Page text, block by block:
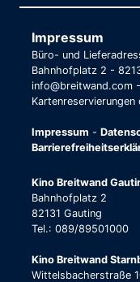
Impressum
Büro- und
Bahnhofplatz 2 -
info@breitwand.com
Impressum -
Kino Breitwand
Bahnhofplatz 2
82131 Gauting
Tel.: 089/89501000
Kino Breitwand
Wittelsbacherstraße